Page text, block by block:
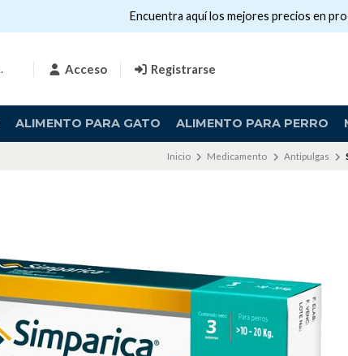
Acceso Registrarse
ALIMENTO PARA GATO ALIMENTO PARA PERRO
Encuentra aquí los mejores precios en
Inicio Medicamento Antipulgas